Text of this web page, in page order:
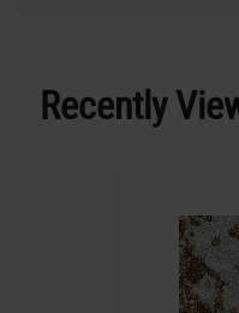
Recently